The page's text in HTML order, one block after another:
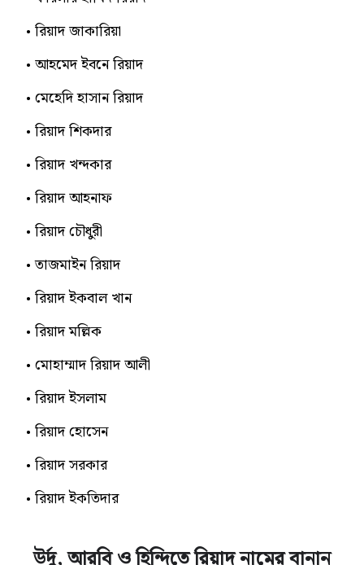
রিয়াদ জাকারিয়া
আহমেদ ইবনে রিয়াদ
মেহেদি হাসান রিয়াদ
রিয়াদ শিকদার
রিয়াদ খন্দকার
রিয়াদ আহনাফ
রিয়াদ চৌধুরী
তাজমাইন রিয়াদ
রিয়াদ ইকবাল খান
রিয়াদ মল্লিক
মোহাম্মাদ রিয়াদ আলী
রিয়াদ ইসলাম
রিয়াদ হোসেন
রিয়াদ সরকার
রিয়াদ ইকতিদার